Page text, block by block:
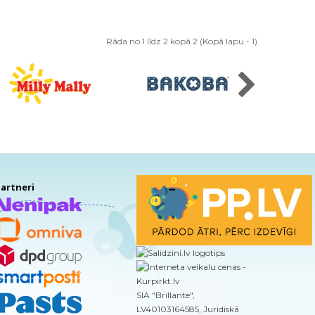
Rāda no 1 līdz 2 kopā 2 (Kopā lapu - 1)
SIA "Brillante",
LV40103164585, Juridiskā